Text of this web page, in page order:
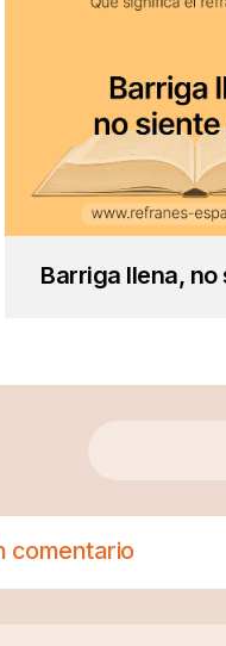
Barriga llena, no
comentario